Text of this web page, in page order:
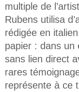
multiple de
Rubens utilisa
rédigée en
papier : dans un
sans lien direct
rares
représente à ce